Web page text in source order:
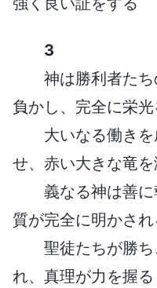
3
神は勝利者た
負かし、完全に栄
大いなる働き
せ、赤い大きな竜
義なる神は善
質が完全に明かされ
聖徒たちが勝
れ、真理が力を握る